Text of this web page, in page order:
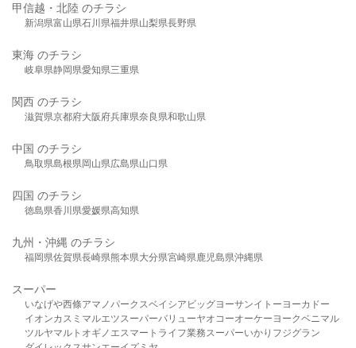
甲信越・北陸 のチラシ
新潟県富山県石川県福井県山梨県長野県
東海 のチラシ
岐阜県静岡県愛知県三重県
関西 のチラシ
滋賀県京都府大阪府兵庫県奈良県和歌山県
中国 のチラシ
鳥取県島根県岡山県広島県山口県
四国 のチラシ
徳島県香川県愛媛県高知県
九州・沖縄 のチラシ
福岡県佐賀県長崎県熊本県大分県宮崎県鹿児島県沖縄県
スーパー
いなげや西條アマノパークスベイシア ビッグヨーサンイトーヨーカドー
イオンカスミ マルエツスーパーバリューヤオコーオーケー ヨークベニマル
ツルヤマルト オギノ エスマート ライフ業務スーパーいかり フジグラン